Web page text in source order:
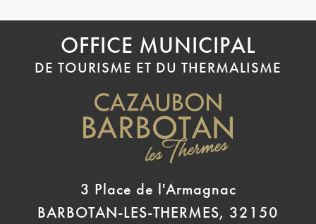
OFFICE MUNICIPAL
DE TOURISME ET DU THERMALISME
3 Place de l'Armagnac
BARBOTAN-LES-THERMES, 32150